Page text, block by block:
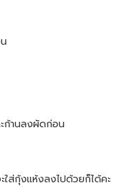
ก้านลงผัดก่อน
ส่กุ้งแห้งลงไปด้วยก็ได้คะ